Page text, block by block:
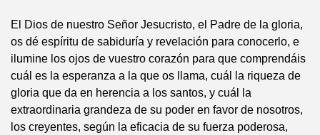
El Dios de nuestro Señor Jesucristo, el Padre de la gloria,
os dé espíritu de sabiduría y revelación para conocerlo, e
ilumine los ojos de vuestro corazón para que comprendáis
cuál es la esperanza a la que os llama, cuál la riqueza de
gloria que da en herencia a los santos, y cuál la
extraordinaria grandeza de su poder en favor de nosotros,
los creyentes, según la eficacia de su fuerza poderosa,